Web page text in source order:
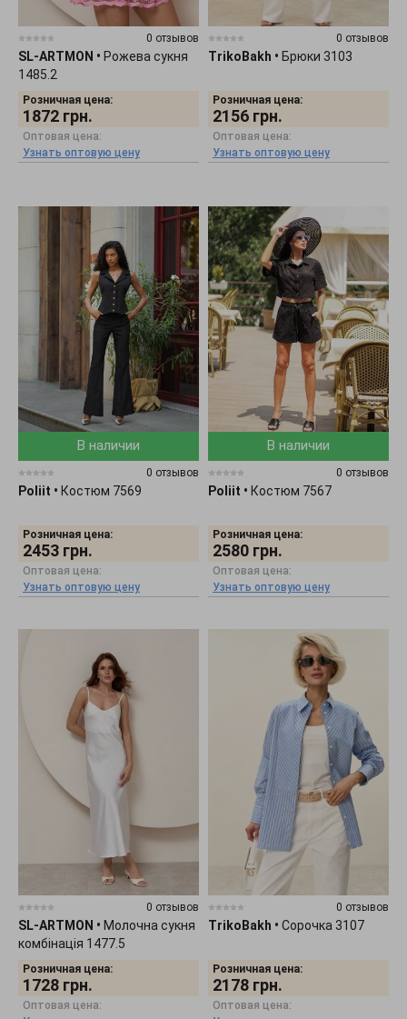
0 отзывов
SL-ARTMON • Рожева сукня
1485.2
Розничная цена:
1872 грн.
Оптовая цена:
Узнать оптовую цену
0 отзывов
TrikoBakh • Брюки 3103
Розничная цена:
2156 грн.
Оптовая цена:
Узнать оптовую цену
В наличии
0 отзывов
Poliit • Костюм 7569
Розничная цена:
2453 грн.
Оптовая цена:
Узнать оптовую цену
В наличии
0 отзывов
Poliit • Костюм 7567
Розничная цена:
2580 грн.
Оптовая цена:
Узнать оптовую цену
0 отзывов
SL-ARTMON • Молочна сукня
комбінація 1477.5
Розничная цена:
1728 грн.
Оптовая цена:
0 отзывов
TrikoBakh • Сорочка 3107
Розничная цена:
2178 грн.
Оптовая цена: